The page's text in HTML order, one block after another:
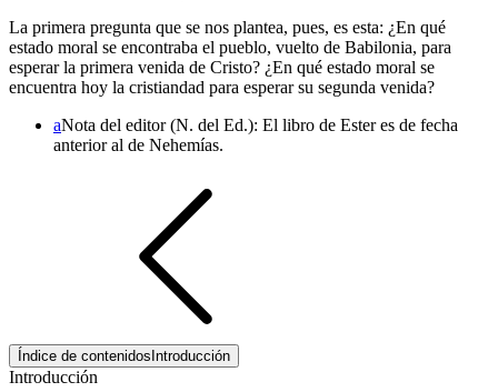
La primera pregunta que se nos plantea, pues, es esta: ¿En qué
estado moral se encontraba el pueblo, vuelto de Babilonia, para
esperar la primera venida de Cristo? ¿En qué estado moral se
encuentra hoy la cristiandad para esperar su segunda venida?
aNota del editor (N. del Ed.): El libro de Ester es de fecha
anterior al de Nehemías.
Índice de contenidos Introducción
Introducción